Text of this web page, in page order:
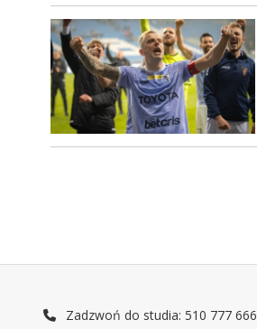
Zadzwoń do studia: 510 777 666